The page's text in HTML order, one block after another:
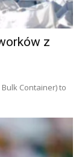
z
Container) to